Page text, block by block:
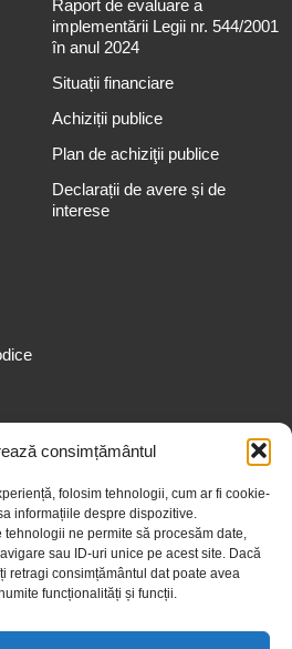
consimțământul
folosim tehnologii, cum ar fi cookie-
informațiile despre dispozitive.
ne permite să procesăm date,
sau ID-uri unice pe acest site. Dacă
retragi consimțământul dat poate avea
funcționalități și funcții.
Raport de evaluare a
implementării Legii nr. 544/2001
în anul 2024
Situații financiare
Achiziții publice
Plan de achiziţii publice
Declarații de avere și de
interese